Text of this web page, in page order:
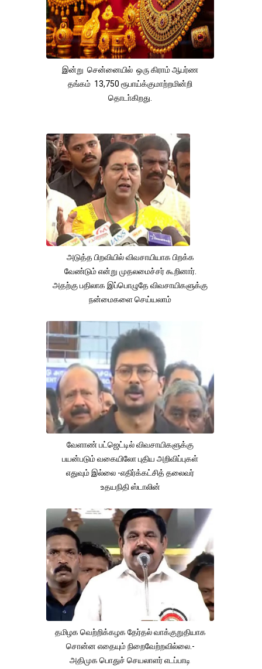
இன்று சென்னையில் ஒரு கிராம் ஆபர்ண
தங்கம் 13,750 ரூபாய்க்குமாற்றமின்றி
தொடா்கிறது.
அடுத்த பிறவியில் விவசாயியாக பிறக்க
வேண்டும் என்று முதலமைச்சர் கூறினார்.
அதற்கு பதிலாக இப்பொழுதே விவசாயிகளுக்கு
நன்மைகளை செய்யலாம்
வேளாண் பட்ஜெட்டில் விவசாயிகளுக்கு
பயன்படும் வகையிலோ புதிய அறிவிப்புகள்
எதுவும் இல்லை -எதிர்க்கட்சித் தலைவர்
உதயநிதி ஸ்டாலின்
தமிழக வெற்றிக்கழக தேர்தல் வாக்குறுதியாக
சொன்ன எதையும் நிறைவேற்றவில்லை.-
அதிமுக பொதுச் செயலாளர் எடப்பாடி